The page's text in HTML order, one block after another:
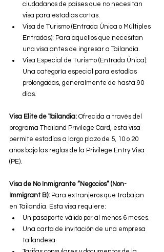
ciudadanos de países que no necesitan
visa para estadías cortas.
Visa de Turismo (Entrada Única o Múltiples
Entradas): Para aquellos que necesitan
una visa antes de ingresar a Tailandia.
Visa Especial de Turismo (Entrada Única):
Una categoría especial para estadías
prolongadas, generalmente de hasta 90
días.
Visa Elite de Tailandia: Ofrecida a través del
programa Thailand Privilege Card, esta visa
permite estadías a largo plazo de 5, 10 o 20
años bajo las reglas de la Privilege Entry Visa
(PE).
Visa de No Inmigrante “Negocios” (Non-
Immigrant B): Para extranjeros que trabajan
en Tailandia. Esta visa requiere:
Un pasaporte válido por al menos 6 meses.
Una carta de invitación de una empresa
tailandesa.